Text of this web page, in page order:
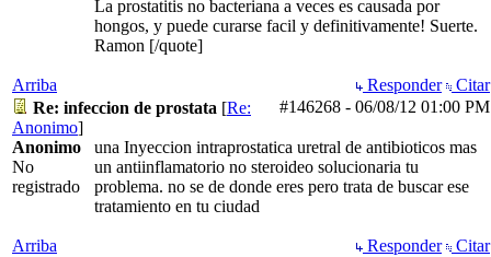
La prostatitis no bacteriana a veces es causada por
hongos, y puede curarse facil y definitivamente! Suerte.
Ramon [/quote]
Arriba Responder
Citar
#146268 - 06/08/12 01:00 PM
Re: infeccion de prostata [Re:
Anonimo]
Anonimo
No
registrado
una Inyeccion intraprostatica uretral de antibioticos mas
un antiinflamatorio no steroideo solucionaria tu
problema. no se de donde eres pero trata de buscar ese
tratamiento en tu ciudad
Arriba Responder
Citar